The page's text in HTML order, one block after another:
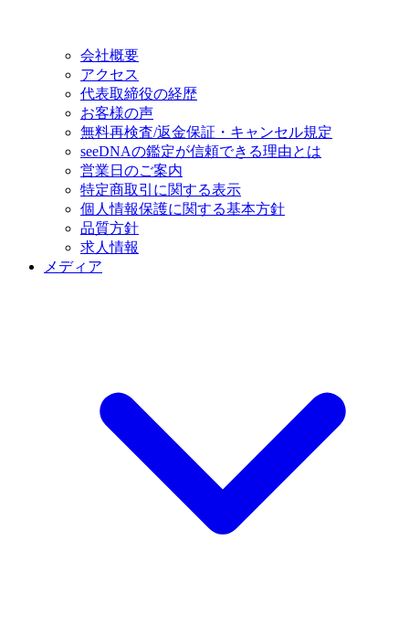
会社概要
アクセス
代表取締役の経歴
お客様の声
無料再検査/返金保証・キャンセル規定
seeDNAの鑑定が信頼できる理由とは
営業日のご案内
特定商取引に関する表示
個人情報保護に関する基本方針
品質方針
求人情報
メディア